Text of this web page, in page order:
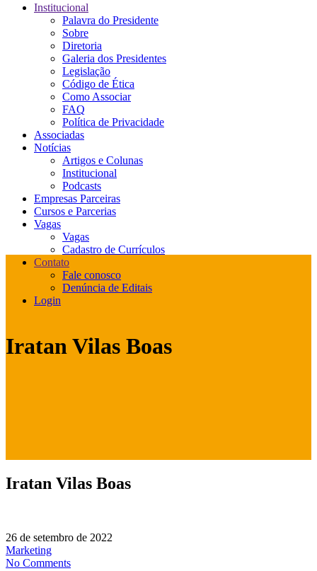
Institucional
Palavra do Presidente
Sobre
Diretoria
Galeria dos Presidentes
Legislação
Código de Ética
Como Associar
FAQ
Política de Privacidade
Associadas
Notícias
Artigos e Colunas
Institucional
Podcasts
Empresas Parceiras
Cursos e Parcerias
Vagas
Vagas
Cadastro de Currículos
Contato
Fale conosco
Denúncia de Editais
Login
Iratan Vilas Boas
Iratan Vilas Boas
26 de setembro de 2022
Marketing
No Comments